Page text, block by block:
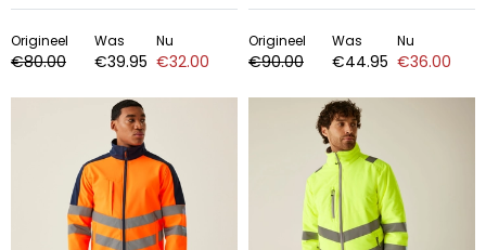
Origineel
€80.00
Was
€39.95
Nu
€32.00
Origineel
€90.00
Was
€44.95
Nu
€36.00